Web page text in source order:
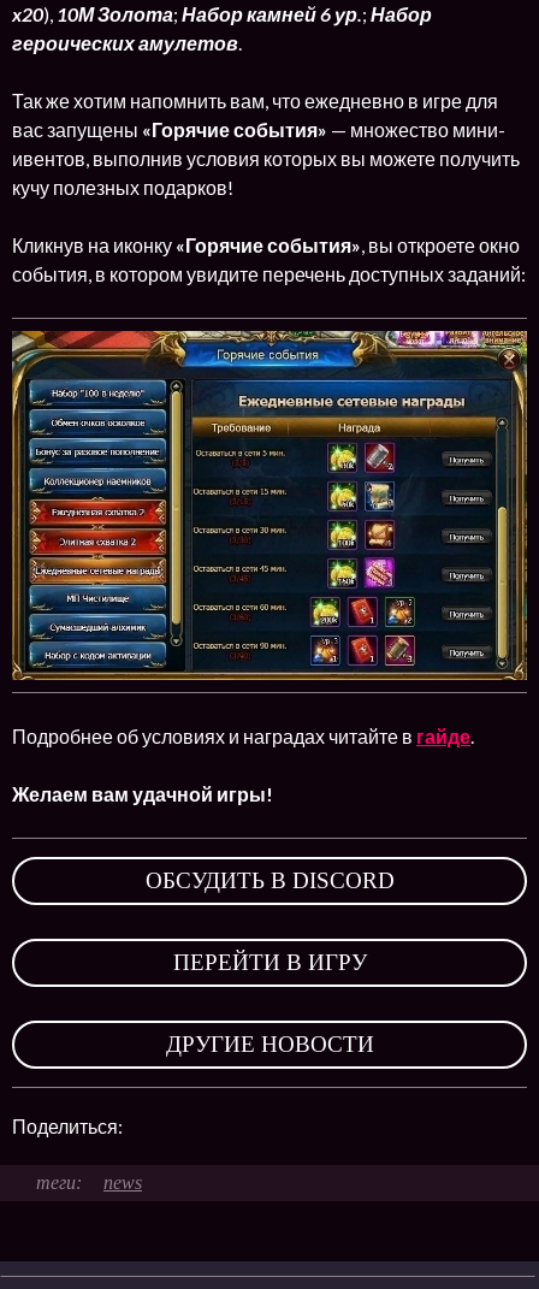
x20), 10М Золота; Набор камней 6 ур.; Набор
героических амулетов.
Так же хотим напомнить вам, что ежедневно в игре для
вас запущены «Горячие события» — множество мини-
ивентов, выполнив условия которых вы можете получить
кучу полезных подарков!
Кликнув на иконку «Горячие события», вы откроете окно
события, в котором увидите перечень доступных заданий:
Подробнее об условиях и наградах читайте в гайде.
Желаем вам удачной игры!
ОБСУДИТЬ В DISCORD
ПЕРЕЙТИ В ИГРУ
ДРУГИЕ НОВОСТИ
Поделиться:
news